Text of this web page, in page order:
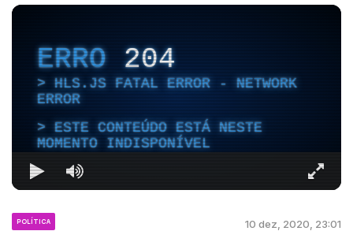
ERRO204
HLS.JS FATAL ERROR - NETWORK
ERROR
ESTE CONTEÚDO ESTÁ NESTE
MOMENTO INDISPONÍVEL
POLÍTICA 10 dez, 2020, 23:01